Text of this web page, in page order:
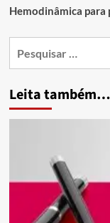
Hemodinâmica
Leita também…